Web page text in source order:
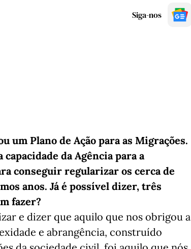
Siga-nos
um Plano de Ação para as Migrações.
da Agência para a
conseguir regularizar os cerca de
anos. Já é possível dizer, três
fazer?
e dizer que aquilo que nos obrigou a
e abrangência, construído